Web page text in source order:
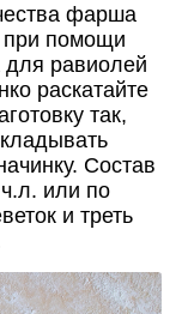
фарша
при помощи
для равиолей
раскатайте
так,
Состав
или по
и треть